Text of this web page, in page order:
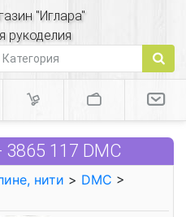
"Иглара"
рукоделия
117 DMC
нити > DMC >